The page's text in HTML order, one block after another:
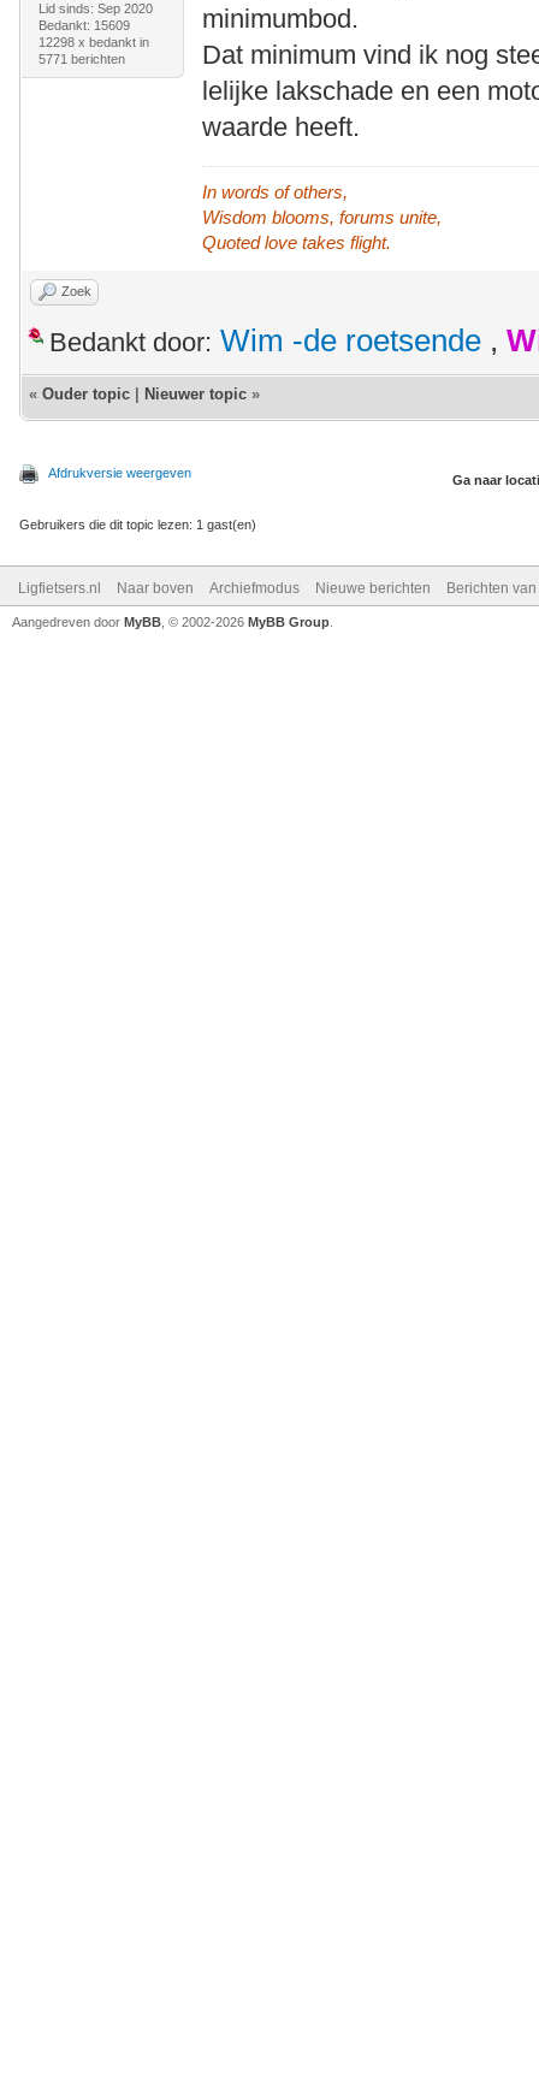
Lid sinds: Sep 2020
Bedankt: 15609
12298 x bedankt in
5771 berichten
minimumbod.
Dat minimum vind ik nog
lelijke lakschade en een
waarde heeft.
In words of others,
Wisdom blooms, forums unite,
Quoted love takes flight.
Zoek
Bedankt door: Wim -de roetsende ,
« Ouder topic Nieuwer topic »
Afdrukversie weergeven Ga naar
Gebruikers die dit topic lezen: 1 gast(en)
Ligfietsers.nl Naar boven Archiefmodus Nieuwe berichten Berichten
Aangedreven door MyBB , © 2002-2026 MyBB Group